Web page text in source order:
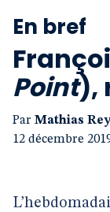
En bref
Point),
Par Mathias
12 décembre